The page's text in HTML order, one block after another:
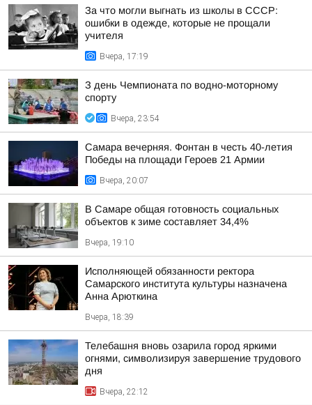
За что могли выгнать из школы в СССР:
ошибки в одежде, которые не прощали
учителя
Вчера, 17:19
З день Чемпионата по водно-моторному
спорту
Вчера, 23:54
Самара вечерняя. Фонтан в честь 40-летия
Победы на площади Героев 21 Армии
Вчера, 20:07
В Самаре общая готовность социальных
объектов к зиме составляет 34,4%
Вчера, 19:10
Исполняющей обязанности ректора
Самарского института культуры назначена
Анна Арюткина
Вчера, 18:39
Телебашня вновь озарила город яркими
огнями, символизируя завершение трудового
дня
Вчера, 22:12